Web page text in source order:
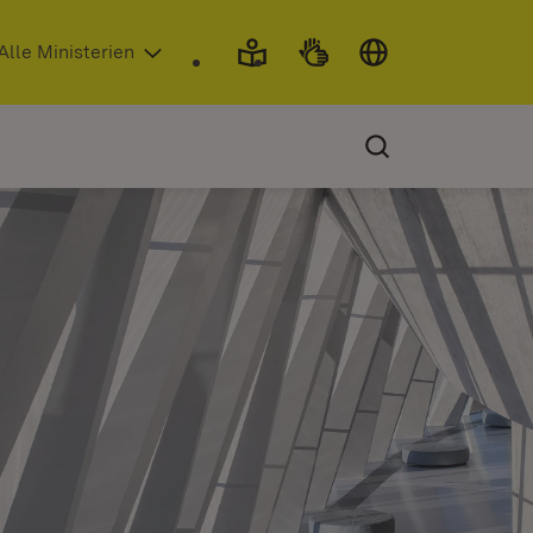
neuem Fenster)
Ministerien